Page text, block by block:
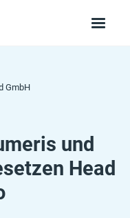
GmbH
und
Head